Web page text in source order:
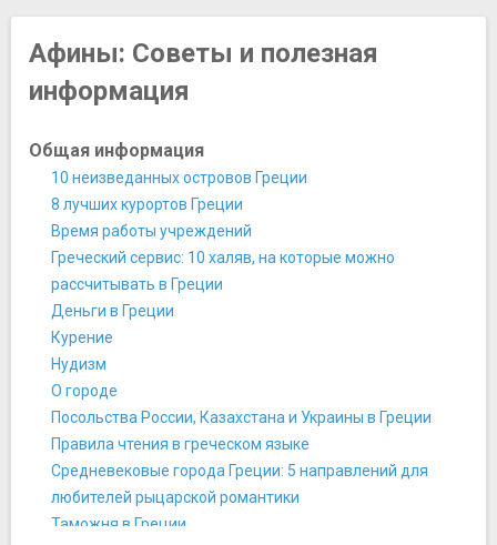
Музей Канеллопулоса
Музей кикладского искусства
Национальная глиптотека
Национальная художественная галерея Афин
Национальный археологический музей
Национальный исторический музей Греции
Национальный музей современного искусства
Новый музей Акрополя
Стоя Аттала
Театральный музей
Ночная жизнь, рестораны, кабаре
360 Коктейль бар
Памятники, скульптуры, статуи
Арка Адриана
Башня ветров
Памятник Лисикрата
Памятник Филопаппу
Афины: Советы и полезная
информация
Общая информация
10 неизведанных островов Греции
8 лучших курортов Греции
Время работы учреждений
Греческий сервис: 10 халяв, на которые можно
рассчитывать в Греции
Деньги в Греции
Курение
Нудизм
О городе
Посольства России, Казахстана и Украины в Греции
Правила чтения в греческом языке
Средневековые города Греции: 5 направлений для
любителей рыцарской романтики
Таможня в Греции